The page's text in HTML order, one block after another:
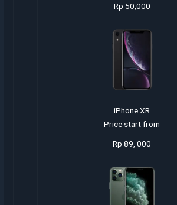
Rp 50,000
iPhone XR
Price start from
Rp 89, 000